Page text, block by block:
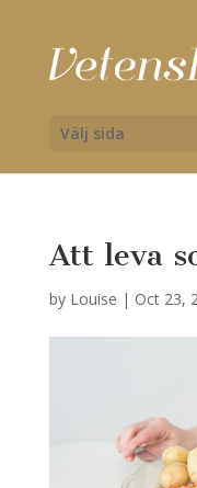
Välj sida
Att leva
by Louise | Oct 23,